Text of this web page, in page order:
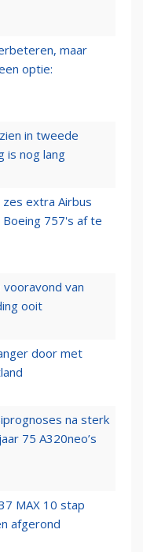
maar
optie:
in tweede
is nog lang
extra Airbus
757's af te
vooravond van
ooit
door met
na sterk
75 A320neo’s
MAX 10 stap
afgerond